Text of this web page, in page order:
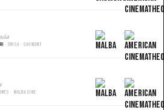
· Única · Gaumont
×
· Malba Cine
×